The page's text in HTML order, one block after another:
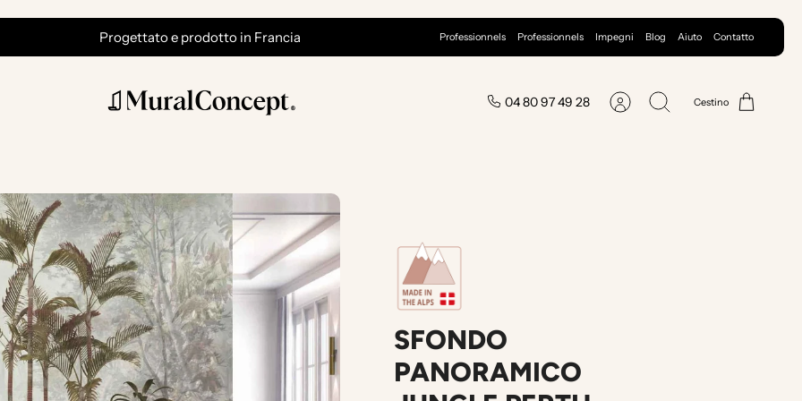
Progettato e prodotto in Francia Professionnels Professionnels Impegni Blog Aiuto Contatto
04 80 97 49 28 Conto Ricerca Cestino
SFONDO
PANORAMICO